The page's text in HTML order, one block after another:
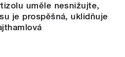
uměle nesnižujte,
je prospěšná, uklidňuje